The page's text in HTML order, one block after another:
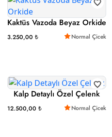
Kaktüs Vazoda Beyaz Orkide
3.250,00 ₺ Normal Çicek
Kalp Detaylı Özel Çelenk
12.500,00 ₺ Normal Çicek